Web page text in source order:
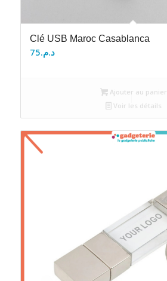
Clé USB Maroc Casablanca
د.م.75
Ajouter au panier
Voir les détails